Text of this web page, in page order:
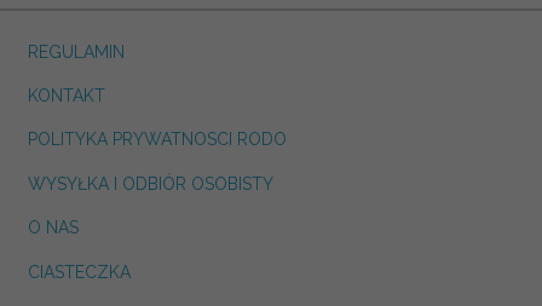
REGULAMIN
KONTAKT
POLITYKA PRYWATNOSCI RODO
WYSYŁKA I ODBIÓR OSOBISTY
O NAS
CIASTECZKA